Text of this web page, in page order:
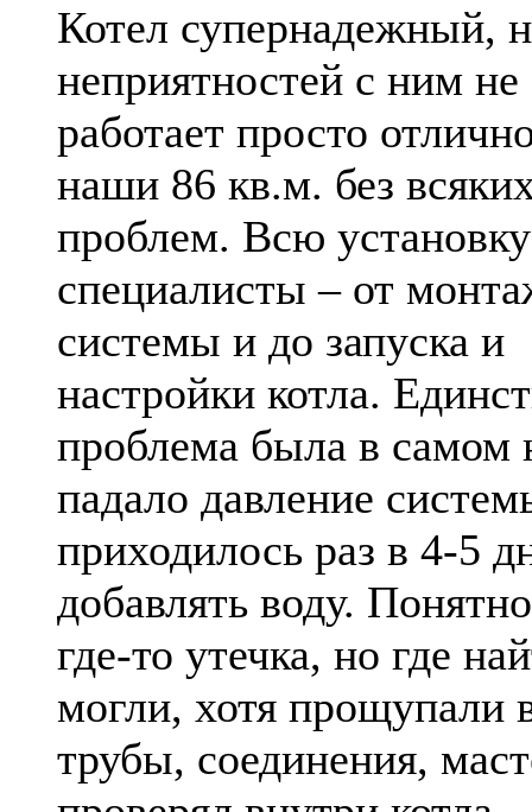
Котел супернадежный,
неприятностей с ним
работает просто
наши 86 кв.м. без
проблем. Всю
специалисты – от
системы и до запуска и
настройки котла.
проблема была в самом
падало давление
приходилось раз в 4-5
добавлять воду.
где-то утечка, но где
могли, хотя прощупали
трубы, соединения,